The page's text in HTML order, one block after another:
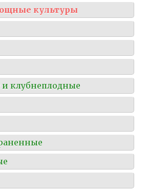
культуры
клубнеплодные